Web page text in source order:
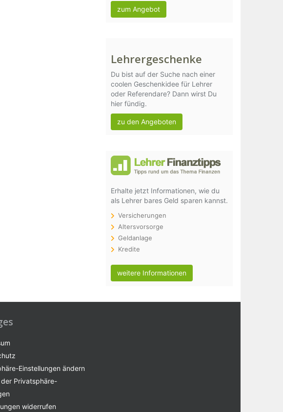
zum Angebot
Lehrergeschenke
Du bist auf der Suche nach einer
coolen Geschenkidee für Lehrer
oder Referendare? Dann wirst Du
hier fündig.
zu den Angeboten
Erhalte jetzt Informationen, wie du
als Lehrer bares Geld sparen kannst.
Versicherungen
Altersvorsorge
Geldanlage
Kredite
weitere Informationen
Einstellungen ändern
der Privatsphäre-
widerrufen